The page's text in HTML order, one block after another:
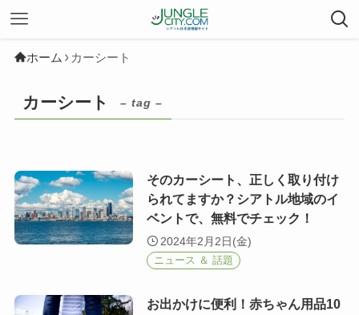
ホーム カーシート
カーシート – tag –
そのカーシート、正しく取り付け
られてますか？シアトル地域のイ
ベントで、無料でチェック！
2024年2月2日(金)
ニュース ＆ 話題
お出かけに便利！赤ちゃん用品10